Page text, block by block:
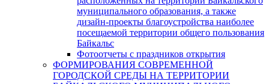
муниципального образования, а также
дизайн-проекты благоустройства наиболее
посещаемой территории общего пользования
Байкальс
Фотоотчеты с праздников открытия
ФОРМИРОВАНИЯ СОВРЕМЕННОЙ
ГОРОДСКОЙ СРЕДЫ НА ТЕРРИТОРИИ